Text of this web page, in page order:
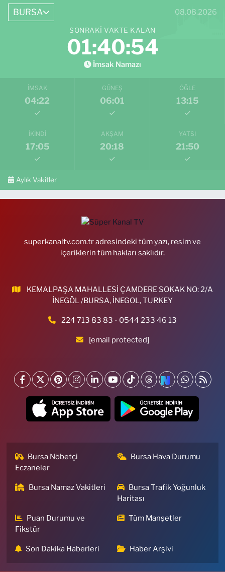
BURSA 08.08.2026
SONRAKI VAKTE KALAN
01:40:53
İmsak Namazı
İMSAK
04:22
GÜNEŞ
06:01
ÖĞLE
13:15
İKINDI
17:05
AKŞAM
20:18
YATSI
21:50
Aylık Vakitler
superkanaltv.com.tr adresindeki tüm yazı, resim ve
içeriklerin tüm hakları saklıdır.
KEMALPAŞA MAHALLESİ ÇAMDERE SOKAK NO: 2/A
İNEGÖL /BURSA, İNEGOL, TURKEY
224 713 83 83 - 0544 233 46 13
[email protected]
Bursa Nöbetçi
Eczaneler
Bursa Hava Durumu
Bursa Namaz Vakitleri
Bursa Trafik Yoğunluk
Haritası
Puan Durumu ve
Fikstür
Tüm Manşetler
Son Dakika Haberleri Haber Arşivi